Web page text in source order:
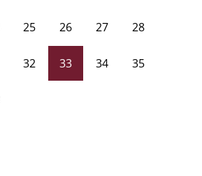
25 26 27 28
32 33 34 35